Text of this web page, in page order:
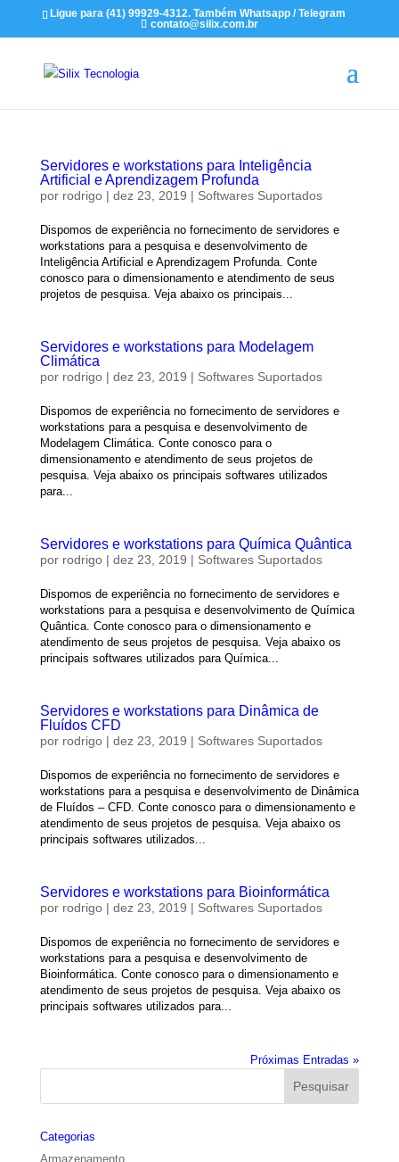
Ligue para (41) 99929-4312. Também Whatsapp / Telegram
contato@silix.com.br
Servidores e workstations para Inteligência
Artificial e Aprendizagem Profunda
por rodrigo| dez 23, 2019 | Softwares Suportados
Dispomos de experiência no fornecimento de servidores e
workstations para a pesquisa e desenvolvimento de
Inteligência Artificial e Aprendizagem Profunda. Conte
conosco para o dimensionamento e atendimento de seus
projetos de pesquisa. Veja abaixo os principais...
Servidores e workstations para Modelagem
Climática
por rodrigo| dez 23, 2019 | Softwares Suportados
Dispomos de experiência no fornecimento de servidores e
workstations para a pesquisa e desenvolvimento de
Modelagem Climática. Conte conosco para o
dimensionamento e atendimento de seus projetos de
pesquisa. Veja abaixo os principais softwares utilizados
para...
Servidores e workstations para Química Quântica
por rodrigo| dez 23, 2019 | Softwares Suportados
Dispomos de experiência no fornecimento de servidores e
workstations para a pesquisa e desenvolvimento de Química
Quântica. Conte conosco para o dimensionamento e
atendimento de seus projetos de pesquisa. Veja abaixo os
principais softwares utilizados para Química...
Servidores e workstations para Dinâmica de
Fluídos CFD
por rodrigo| dez 23, 2019 | Softwares Suportados
Dispomos de experiência no fornecimento de servidores e
workstations para a pesquisa e desenvolvimento de Dinâmica
de Fluídos – CFD. Conte conosco para o dimensionamento e
atendimento de seus projetos de pesquisa. Veja abaixo os
principais softwares utilizados...
Servidores e workstations para Bioinformática
por rodrigo| dez 23, 2019 | Softwares Suportados
Dispomos de experiência no fornecimento de servidores e
workstations para a pesquisa e desenvolvimento de
Bioinformática. Conte conosco para o dimensionamento e
atendimento de seus projetos de pesquisa. Veja abaixo os
principais softwares utilizados para...
Próximas Entradas »
Categorias
Armazenamento